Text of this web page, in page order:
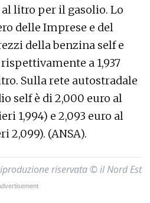
al litro per il gasolio. Lo
delle Imprese e del
della benzina self e
a 1,937
Sulla rete autostradale
self è di 2,000 euro al
1,994) e 2,093 euro al
2,099). (ANSA).
riservata © il Nord Est